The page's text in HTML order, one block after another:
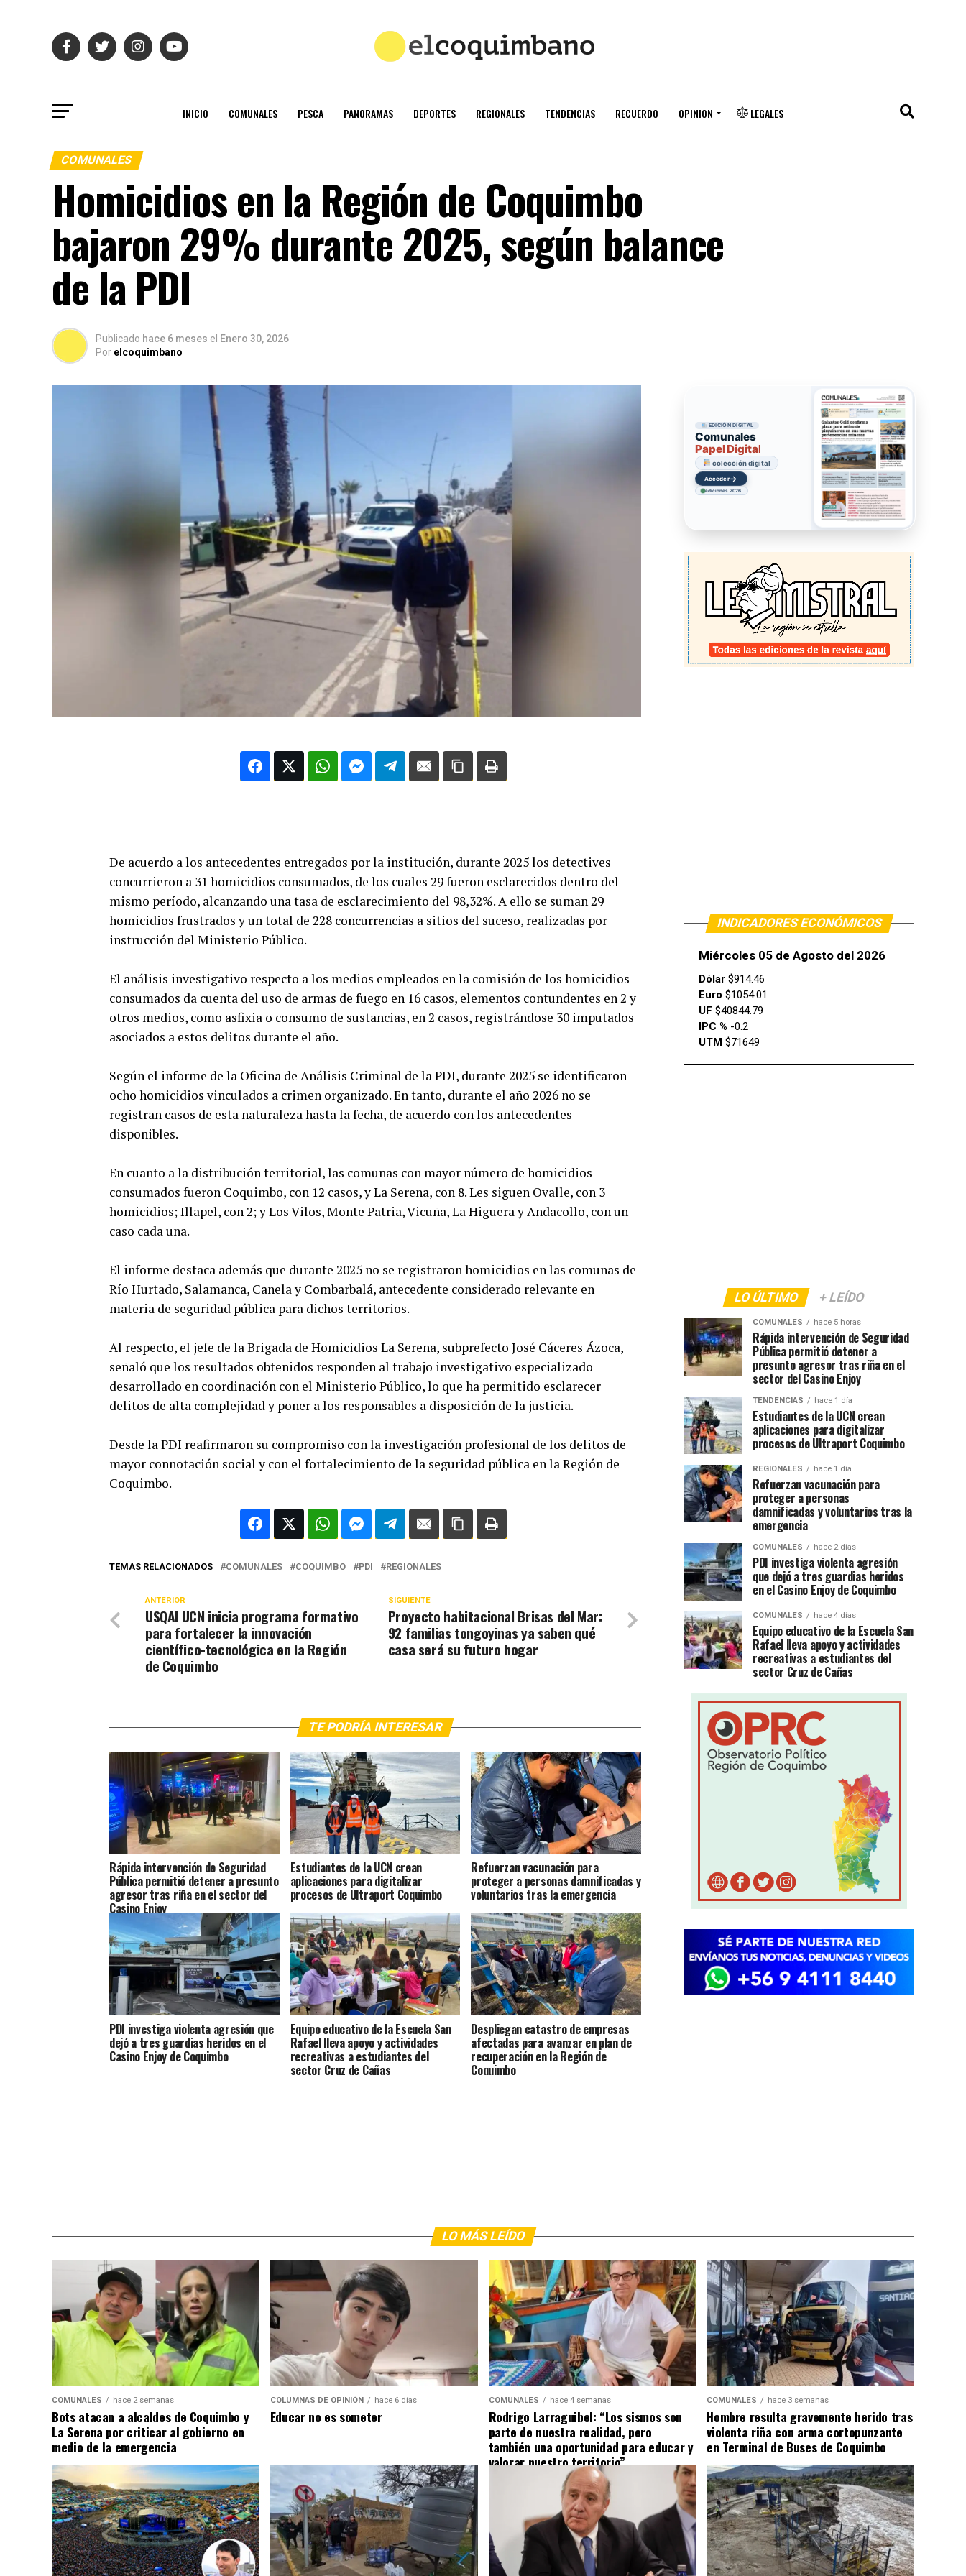
INICIO COMUNALES PESCA PANORAMAS DEPORTES REGIONALES TENDENCIAS RECUERDO OPINION LEGALES
COMUNALES
Homicidios en la Región de Coquimbo
bajaron 29% durante 2025, según balance
de la PDI
Publicado hace 6 meses el Enero 30, 2026
Por elcoquimbano
De acuerdo a los antecedentes entregados por la institución, durante 2025 los detectives
concurrieron a 31 homicidios consumados, de los cuales 29 fueron esclarecidos dentro del
mismo período, alcanzando una tasa de esclarecimiento del 98,32%. A ello se suman 29
homicidios frustrados y un total de 228 concurrencias a sitios del suceso, realizadas por
instrucción del Ministerio Público.
El análisis investigativo respecto a los medios empleados en la comisión de los homicidios
consumados da cuenta del uso de armas de fuego en 16 casos, elementos contundentes en 2 y
otros medios, como asfixia o consumo de sustancias, en 2 casos, registrándose 30 imputados
asociados a estos delitos durante el año.
Según el informe de la Oficina de Análisis Criminal de la PDI, durante 2025 se identificaron
ocho homicidios vinculados a crimen organizado. En tanto, durante el año 2026 no se
registran casos de esta naturaleza hasta la fecha, de acuerdo con los antecedentes
disponibles.
En cuanto a la distribución territorial, las comunas con mayor número de homicidios
consumados fueron Coquimbo, con 12 casos, y La Serena, con 8. Les siguen Ovalle, con 3
homicidios; Illapel, con 2; y Los Vilos, Monte Patria, Vicuña, La Higuera y Andacollo, con un
caso cada una.
El informe destaca además que durante 2025 no se registraron homicidios en las comunas de
Río Hurtado, Salamanca, Canela y Combarbalá, antecedente considerado relevante en
materia de seguridad pública para dichos territorios.
Al respecto, el jefe de la Brigada de Homicidios La Serena, subprefecto José Cáceres Ázoca,
señaló que los resultados obtenidos responden al trabajo investigativo especializado
desarrollado en coordinación con el Ministerio Público, lo que ha permitido esclarecer
delitos de alta complejidad y poner a los responsables a disposición de la justicia.
Desde la PDI reafirmaron su compromiso con la investigación profesional de los delitos de
mayor connotación social y con el fortalecimiento de la seguridad pública en la Región de
Coquimbo.
TEMAS RELACIONADOS COMUNALES COQUIMBO PDI REGIONALES
SIGUIENTE
Proyecto habitacional Brisas del Mar:
92 familias tongoyinas ya saben qué
casa será su futuro hogar
ANTERIOR
USQAI UCN inicia programa formativo
para fortalecer la innovación
científico-tecnológica en la Región
de Coquimbo
TE PODRÍA INTERESAR
Rápida intervención de Seguridad
Pública permitió detener a presunto
agresor tras riña en el sector del
Casino Enjoy
Estudiantes de la UCN crean
aplicaciones para digitalizar
procesos de Ultraport Coquimbo
Refuerzan vacunación para
proteger a personas damnificadas y
voluntarios tras la emergencia
PDI investiga violenta agresión que
dejó a tres guardias heridos en el
Casino Enjoy de Coquimbo
Equipo educativo de la Escuela San
Rafael lleva apoyo y actividades
recreativas a estudiantes del
sector Cruz de Cañas
Despliegan catastro de empresas
afectadas para avanzar en plan de
recuperación en la Región de
Coquimbo
EDICIÓN DIGITAL
Comunales
Papel Digital
colección digital
Acceder→
ediciones 2026
INDICADORES ECONÓMICOS
Miércoles 05 de Agosto del 2026
Dólar $914.46
Euro $1054.01
UF $40844.79
IPC % -0.2
UTM $71649
LO ÚLTIMO + LEÍDO
COMUNALES hace 5 horas
Rápida intervención de Seguridad
Pública permitió detener a
presunto agresor tras riña en el
sector del Casino Enjoy
TENDENCIAS hace 1 día
Estudiantes de la UCN crean
aplicaciones para digitalizar
procesos de Ultraport Coquimbo
REGIONALES hace 1 día
Refuerzan vacunación para
proteger a personas
damnificadas y voluntarios tras la
emergencia
COMUNALES hace 2 días
PDI investiga violenta agresión
que dejó a tres guardias heridos
en el Casino Enjoy de Coquimbo
COMUNALES hace 4 días
Equipo educativo de la Escuela San
Rafael lleva apoyo y actividades
recreativas a estudiantes del
sector Cruz de Cañas
LO MÁS LEÍDO
COMUNALES hace 2 semanas
Bots atacan a alcaldes de Coquimbo y
La Serena por criticar al gobierno en
medio de la emergencia
COLUMNAS DE OPINIÓN hace 6 días
Educar no es someter
COMUNALES hace 4 semanas
Rodrigo Larraguibel: “Los sismos son
parte de nuestra realidad, pero
también una oportunidad para educar y
valorar nuestro territorio”
COMUNALES hace 3 semanas
Hombre resulta gravemente herido tras
violenta riña con arma cortopunzante
en Terminal de Buses de Coquimbo